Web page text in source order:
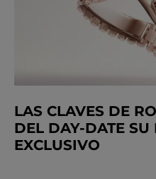
LAS CLAVES DE
DEL DAY-DATE SU
EXCLUSIVO